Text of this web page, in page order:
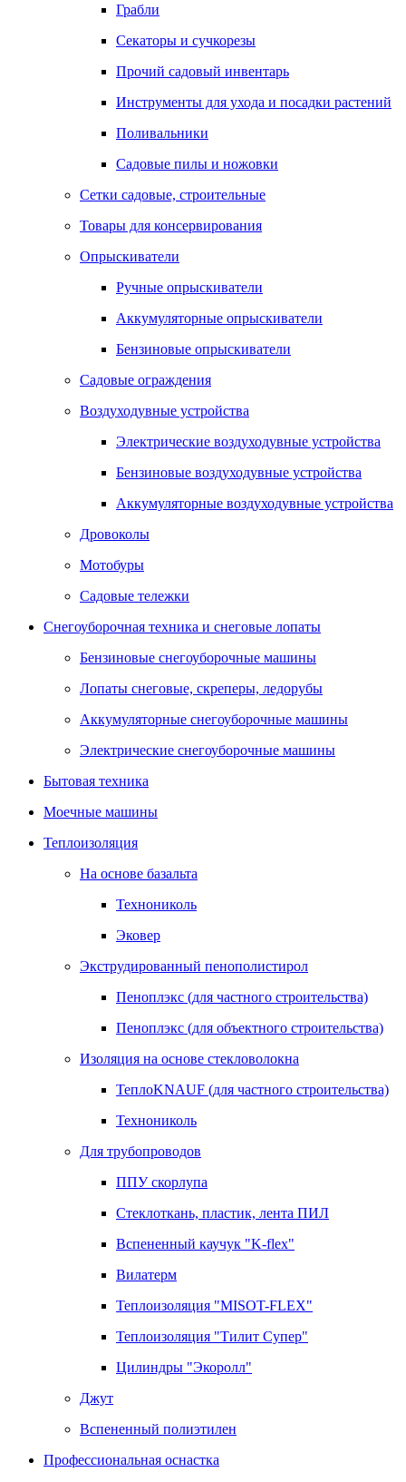
Грабли
Секаторы и сучкорезы
Прочий садовый инвентарь
Инструменты для ухода и посадки растений
Поливальники
Садовые пилы и ножовки
Сетки садовые, строительные
Товары для консервирования
Опрыскиватели
Ручные опрыскиватели
Аккумуляторные опрыскиватели
Бензиновые опрыскиватели
Садовые ограждения
Воздуходувные устройства
Электрические воздуходувные устройства
Бензиновые воздуходувные устройства
Аккумуляторные воздуходувные устройства
Дровоколы
Мотобуры
Садовые тележки
Снегоуборочная техника и снеговые лопаты
Бензиновые снегоуборочные машины
Лопаты снеговые, скреперы, ледорубы
Аккумуляторные снегоуборочные машины
Электрические снегоуборочные машины
Бытовая техника
Моечные машины
Теплоизоляция
На основе базальта
Технониколь
Эковер
Экструдированный пенополистирол
Пеноплэкс (для частного строительства)
Пеноплэкс (для объектного строительства)
Изоляция на основе стекловолокна
ТеплоKNAUF (для частного строительства)
Технониколь
Для трубопроводов
ППУ скорлупа
Стеклоткань, пластик, лента ПИЛ
Вспененный каучук "K-flex"
Вилатерм
Теплоизоляция "MISOT-FLEX"
Теплоизоляция "Тилит Супер"
Цилиндры "Экоролл"
Джут
Вспененный полиэтилен
Профессиональная оснастка